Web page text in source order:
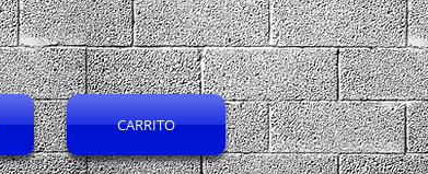
CARRITO